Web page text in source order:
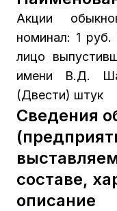
Акции
номинал: 1 руб.
лицо
имени В.Д.
(Двести) штук
Сведения
составе,
описание